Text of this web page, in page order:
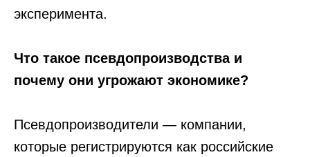
эксперимента.
Что такое псевдопроизводства и
почему они угрожают экономике?
Псевдопроизводители — компании,
которые регистрируются как российские